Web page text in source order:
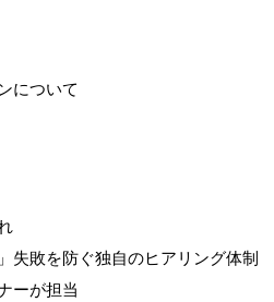
について
失敗を防ぐ独自のヒアリング体制
ーが担当